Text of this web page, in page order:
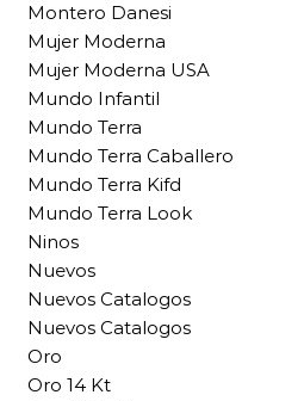
Montero Danesi
Mujer Moderna
Mujer Moderna USA
Mundo Infantil
Mundo Terra
Mundo Terra Caballero
Mundo Terra Kifd
Mundo Terra Look
Ninos
Nuevos
Nuevos Catalogos
Nuevos Catalogos
Oro
Oro 14 Kt